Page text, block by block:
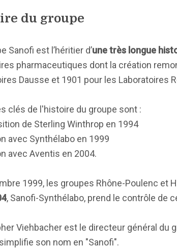
du groupe
Sanofi est l’héritier d’une très longue
pharmaceutiques dont la création
Dausse et 1901 pour les Laboratoires
clés de l'histoire du groupe sont :
de Sterling Winthrop en 1994
avec Synthélabo en 1999
avec Aventis en 2004.
1999, les groupes Rhône-Poulenc et
, Sanofi-Synthélabo, prend le contrôle de
Viehbacher est le directeur général du
son nom en "Sanofi".